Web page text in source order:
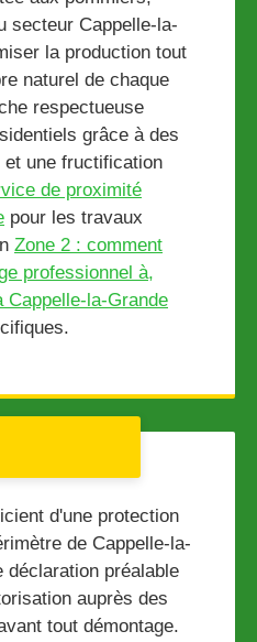
secteur Cappelle-la-
la production tout
naturel de chaque
respectueuse
grâce à des
une fructification
de proximité
pour les travaux
Zone 2 : comment
professionnel à,
Cappelle-la-Grande
d'une protection
de Cappelle-la-
déclaration préalable
auprès des
tout démontage.